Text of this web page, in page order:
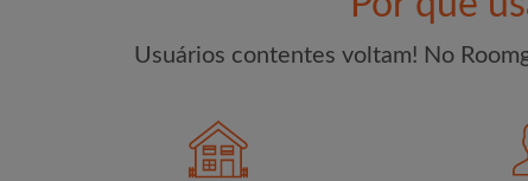
Usuários contentes voltam! No